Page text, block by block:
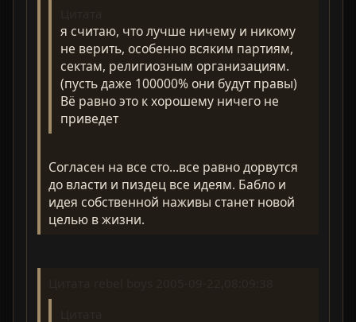
я считаю, что лучше ничему и никому
не верить, особенно всяким партиям,
сектам, религиозным организациям.
(пусть даже 100000% они будут правы)
Вё равно это к хорошему ничего не
приведет
Согласен на все сто...все равно дорвутся
до власти и пиздец все идеям. Бабло и
идея собственной наживы станет новой
целью в жизни.